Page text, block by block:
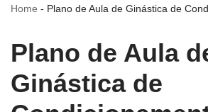
Home - Plano de Aula de Ginástica de
Plano de Aula
Ginástica de